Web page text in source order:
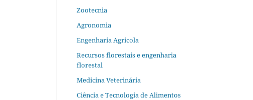
Zootecnia
Agronomia
Engenharia Agrícola
Recursos florestais e engenharia
florestal
Medicina Veterinária
Ciência e Tecnologia de Alimentos